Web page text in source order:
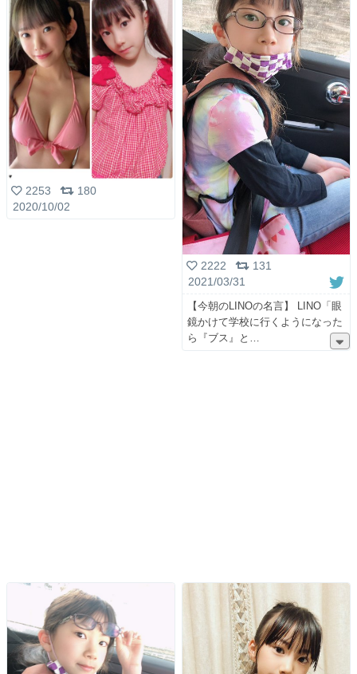
2253
180
2020/10/02
2222
131
2021/03/31
【今朝のLINOの名言】 LINO「眼
鏡かけて学校に行くようになった
ら『ブス』と